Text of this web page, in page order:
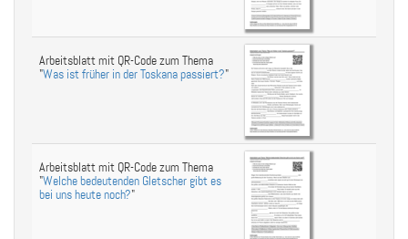
Arbeitsblatt mit QR-Code zum Thema
"Was ist früher in der Toskana passiert?"
Arbeitsblatt mit QR-Code zum Thema
"Welche bedeutenden Gletscher gibt es
bei uns heute noch?"